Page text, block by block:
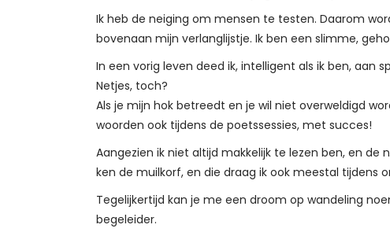
Ik heb de neiging om mensen te testen. Daarom
bovenaan mijn verlanglijstje. Ik ben een slimme,
In een vorig leven deed ik, intelligent als ik ben, aan
Netjes, toch?
Als je mijn hok betreedt en je wil niet overweldigd
woorden ook tijdens de poetssessies, met succes!
Aangezien ik niet altijd makkelijk te lezen ben, en
ken de muilkorf, en die draag ik ook meestal tijdens
Tegelijkertijd kan je me een droom op wandeling
begeleider.